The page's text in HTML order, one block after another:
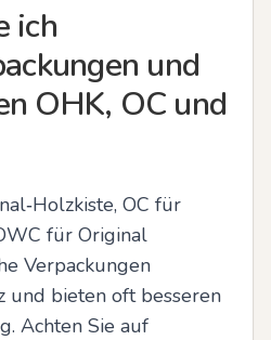
ich
und
OHK, OC und
OC für
für Original
Verpackungen
und bieten oft besseren
Achten Sie auf